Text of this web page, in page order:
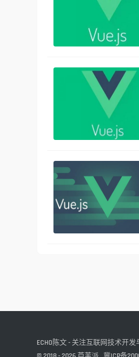
ECHO陈文 - 关注互联网技术开